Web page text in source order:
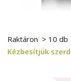
Raktáron > 10 db
Kézbesítjük